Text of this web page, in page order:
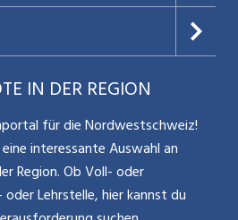
IN DER REGION
für die Nordwestschweiz!
interessante Auswahl an
Region. Ob Voll- oder
Lehrstelle, hier kannst du